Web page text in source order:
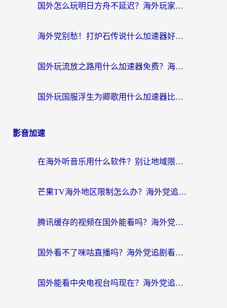
国外怎么玩明日方舟不延迟？海外玩家国服游戏加速终极指南（附DNF梦幻诛仙解决方案）
海外党别愁！打炉石传说什么加速器好用？3个实用技巧解决国服游戏卡顿
国外玩流放之路用什么加速器免费？海外党亲测有效的国服游戏加速指南
国外玩国服浮生为卿歌用什么加速器比较好？海外党亲测不踩坑指南
影音加速
在海外听音乐用什么软件？别让地域限制断了你的华语歌单
芒果TV海外地区限制怎么办？海外党追剧看片的实用加速器选择指南
腾讯缓存的视频在国外能看吗？海外党追剧看片的终极解决方案
国外看不了咪咕直播吗？海外党追剧看片的加速器选择指南
国外能看中央电视台吗现在？海外党追剧看央视的实用指南